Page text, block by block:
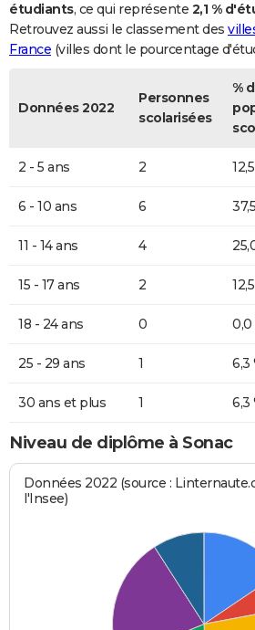
étudiants, ce qui représente 2,1 %
Retrouvez aussi le classement des
France (villes dont le pourcentage
Données 2022
Personnes
scolarisées
%
2 - 5 ans 2
6 - 10 ans 6
11 - 14 ans 4
15 - 17 ans 2
18 - 24 ans 0 0,0
25 - 29 ans 1 6,3
30 ans et plus 1 6,3
Niveau de diplôme à Sonac
Données 2022 (source :
l'Insee)